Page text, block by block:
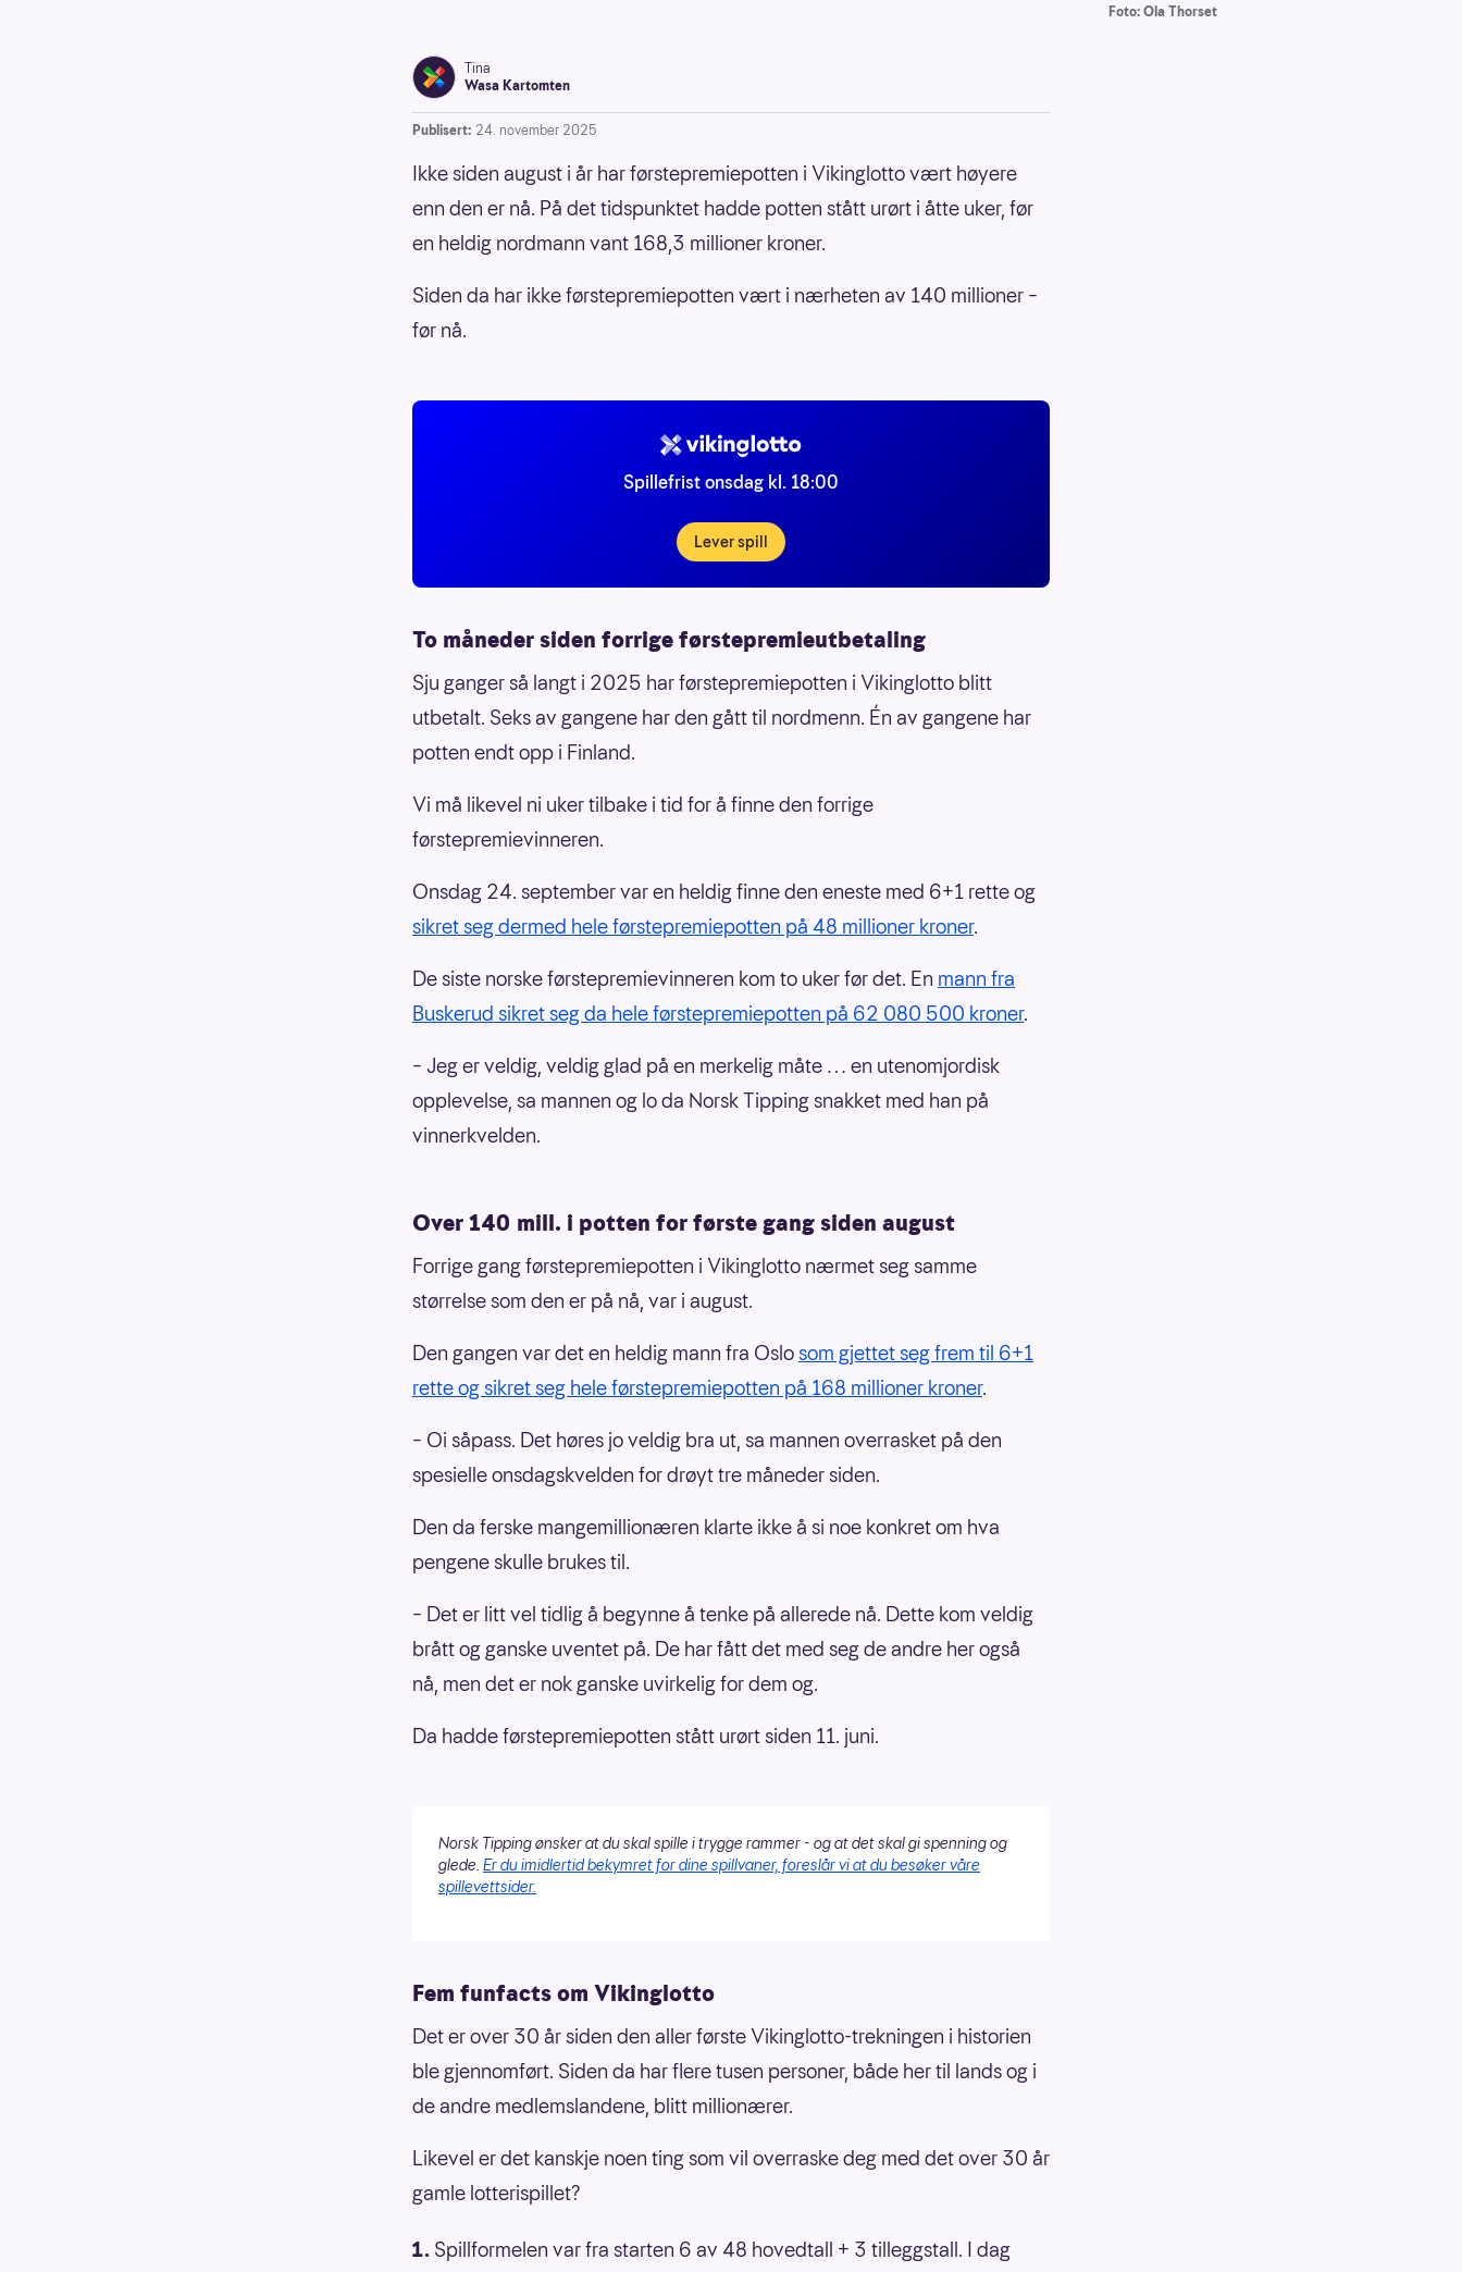
Foto: Ola Thorset
Tina
Wasa Kartomten
Publisert: 24. november 2025
Ikke siden august i år har førstepremiepotten i Vikinglotto vært høyere
enn den er nå. På det tidspunktet hadde potten stått urørt i åtte uker, før
en heldig nordmann vant 168,3 millioner kroner.
Siden da har ikke førstepremiepotten vært i nærheten av 140 millioner –
før nå.
Spillefrist onsdag kl. 18:00
Lever spill
To måneder siden forrige førstepremieutbetaling
Sju ganger så langt i 2025 har førstepremiepotten i Vikinglotto blitt
utbetalt. Seks av gangene har den gått til nordmenn. Én av gangene har
potten endt opp i Finland.
Vi må likevel ni uker tilbake i tid for å finne den forrige
førstepremievinneren.
Onsdag 24. september var en heldig finne den eneste med 6+1 rette og
sikret seg dermed hele førstepremiepotten på 48 millioner kroner.
De siste norske førstepremievinneren kom to uker før det. En mann fra
Buskerud sikret seg da hele førstepremiepotten på 62 080 500 kroner.
– Jeg er veldig, veldig glad på en merkelig måte … en utenomjordisk
opplevelse, sa mannen og lo da Norsk Tipping snakket med han på
vinnerkvelden.
Over 140 mill. i potten for første gang siden august
Forrige gang førstepremiepotten i Vikinglotto nærmet seg samme
størrelse som den er på nå, var i august.
Den gangen var det en heldig mann fra Oslosom gjettet seg frem til 6+1
rette og sikret seg hele førstepremiepotten på 168 millioner kroner.
– Oi såpass. Det høres jo veldig bra ut, sa mannen overrasket på den
spesielle onsdagskvelden for drøyt tre måneder siden.
Den da ferske mangemillionæren klarte ikke å si noe konkret om hva
pengene skulle brukes til.
– Det er litt vel tidlig å begynne å tenke på allerede nå. Dette kom veldig
brått og ganske uventet på. De har fått det med seg de andre her også
nå, men det er nok ganske uvirkelig for dem og.
Da hadde førstepremiepotten stått urørt siden 11. juni.
Norsk Tipping ønsker at du skal spille i trygge rammer - og at det skal gi spenning og
glede. Er du imidlertid bekymret for dine spillvaner, foreslår vi at du besøker våre
spillevettsider.
Fem funfacts om Vikinglotto
Det er over 30 år siden den aller første Vikinglotto-trekningen i historien
ble gjennomført. Siden da har flere tusen personer, både her til lands og i
de andre medlemslandene, blitt millionærer.
Likevel er det kanskje noen ting som vil overraske deg med det over 30 år
gamle lotterispillet?
Spillformelen var fra starten 6 av 48 hovedtall + 3 tilleggstall. I dag